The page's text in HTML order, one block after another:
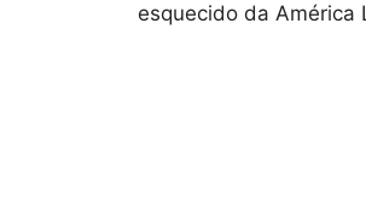
esquecido da América